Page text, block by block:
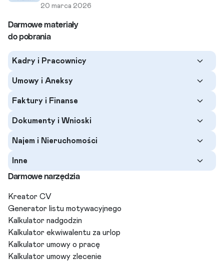
20 marca 2026
Darmowe materiały
do pobrania
Kadry i Pracownicy
Umowy i Aneksy
Faktury i Finanse
Dokumenty i Wnioski
Najem i Nieruchomości
Inne
Darmowe narzędzia
Kreator CV
Generator listu motywacyjnego
Kalkulator nadgodzin
Kalkulator ekwiwalentu za urlop
Kalkulator umowy o pracę
Kalkulator umowy zlecenie